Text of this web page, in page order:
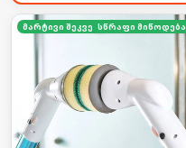
მარტივი შეკვეთასწრაფი მიწოდება